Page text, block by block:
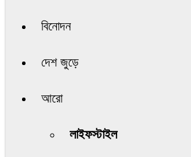
বিনোদন
দেশ জুড়ে
আরো
লাইফস্টাইল